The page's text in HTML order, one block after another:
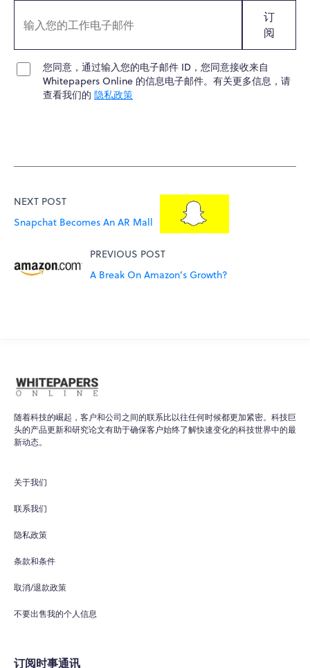
订
阅
您同意，通过输入您的电子邮件 ID，您同意接收来自
Whitepapers Online 的信息电子邮件。有关更多信息，请
查看我们的 隐私政策
NEXT POST
Snapchat Becomes An AR Mall
PREVIOUS POST
A Break On Amazon’s Growth?
随着科技的崛起，客户和公司之间的联系比以往任何时候都更加紧密。科技巨
头的产品更新和研究论文有助于确保客户始终了解快速变化的科技世界中的最
新动态。
关于我们
联系我们
隐私政策
条款和条件
取消/退款政策
不要出售我的个人信息
订阅时事通讯